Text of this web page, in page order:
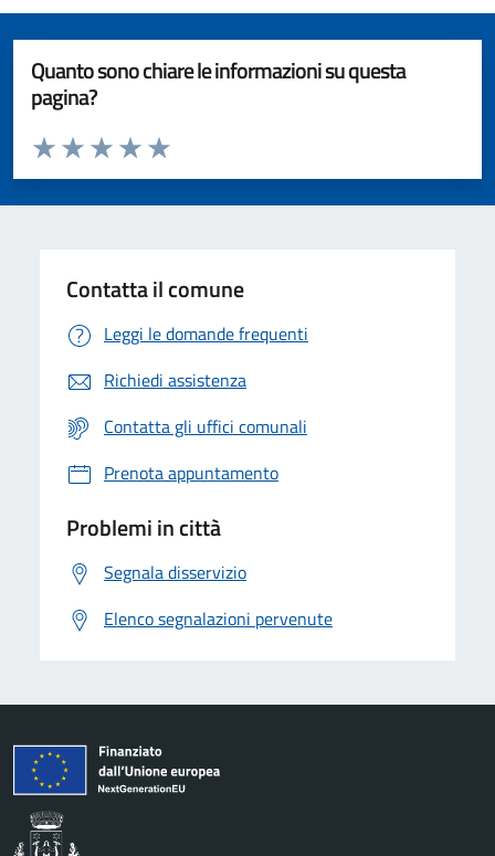
Quanto sono chiare le informazioni su questa
pagina?
Valuta da 1 a 5 stelle la pagina
Valuta 5 stelle su 5
Valuta 4 stelle su 5
Valuta 3 stelle su 5
Valuta 2 stelle su 5
Valuta 1 stelle su 5
Contatta il comune
Leggi le domande frequenti
Richiedi assistenza
Contatta gli uffici comunali
Prenota appuntamento
Problemi in città
Segnala disservizio
Elenco segnalazioni pervenute